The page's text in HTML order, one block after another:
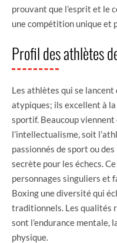
prouvant que l’esprit et le
une compétition unique et
Profil des athlètes
Les athlètes qui se lancent
atypiques; ils excellent à
sportif. Beaucoup
l’intellectualisme, soit
passionnés de sport ou
secrète pour les échecs.
personnages singuliers et
Boxing une diversité qui
traditionnels. Les qualités
sont l’endurance mentale,
physique.